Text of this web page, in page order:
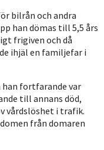
bilrån och andra
han dömas till 5,5 års
frigiven och då
ihjäl en familjefar i
han fortfarande var
till annans död,
vårdslöshet i trafik.
från domaren